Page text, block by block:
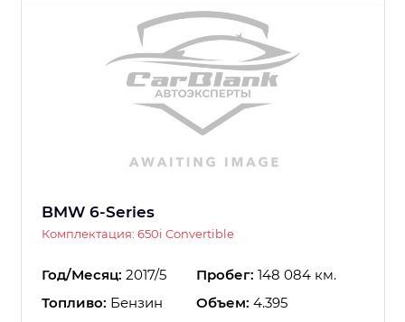
BMW 6-Series
Комплектация: 650i Convertible
Год/Месяц: 2017/5 Пробег: 148 084 км.
Топливо: Бензин Объем: 4.395